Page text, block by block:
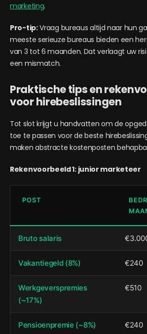
marketing.
Pro-tip:Vraag bureaus altijd naar hun
meeste serieuze bureaus bieden een
van 3 tot 6 maanden. Dat verlaagt uw
een mismatch.
Praktische tips en
voor hirebeslissingen
Tot slot krijgt u handvatten om de
toe te passen voor de beste
maken abstracte kostenposten
Rekenvoorbeeld 1: junior marketeer
POST
Bruto salaris
Vakantiegeld (8%) €240
Werkgeverspremies
(~17%)
€510
Pensioenpremie (~8%) €240